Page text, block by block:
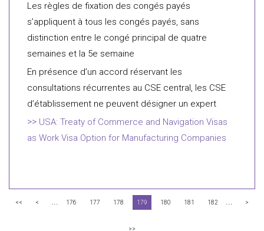
Les règles de fixation des congés payés
s’appliquent à tous les congés payés, sans
distinction entre le congé principal de quatre
semaines et la 5e semaine
En présence d’un accord réservant les
consultations récurrentes au CSE central, les CSE
d’établissement ne peuvent désigner un expert
USA: Treaty of Commerce and Navigation Visas
as Work Visa Option for Manufacturing Companies
<< < ... 176 177 178 179 180 181 182 ... >
>>